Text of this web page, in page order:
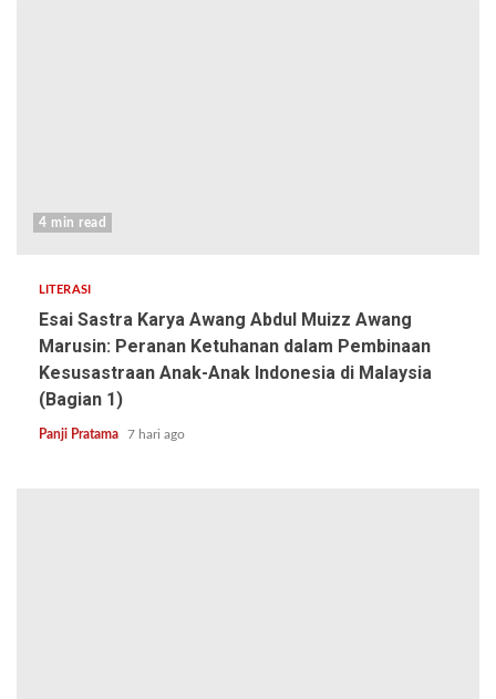
4 min read
LITERASI
Esai Sastra Karya Awang Abdul Muizz Awang
Marusin: Peranan Ketuhanan dalam Pembinaan
Kesusastraan Anak-Anak Indonesia di Malaysia
(Bagian 1)
Panji Pratama 7 hari ago